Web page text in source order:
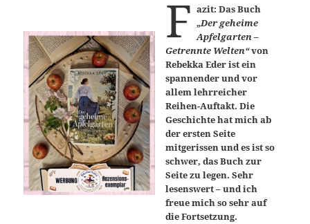
F azit: Das Buch
„Der geheime
Apfelgarten –
Getrennte Welten“von
Rebekka Eder ist ein
spannender und vor
allem lehrreicher
Reihen-Auftakt. Die
Geschichte hat mich ab
der ersten Seite
mitgerissen und es ist so
schwer, das Buch zur
Seite zu legen. Sehr
lesenswert – und ich
freue mich so sehr auf
die Fortsetzung.